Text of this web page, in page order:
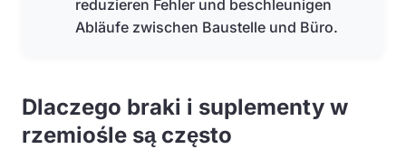
reduzieren Fehler und beschleunigen
Abläufe zwischen Baustelle und Büro.
Dlaczego braki i suplementy w
rzemiośle są często